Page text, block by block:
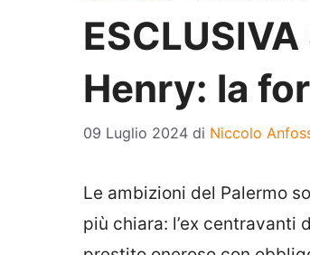
Henry: la
09 Luglio 2024 di Niccolo
Le ambizioni del Palermo
più chiara: l’ex centravanti